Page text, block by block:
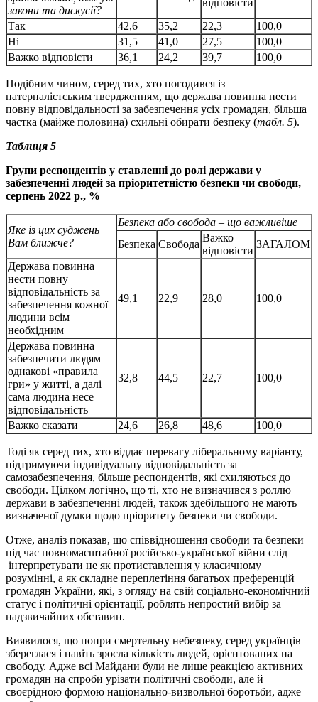
закони та дискусії?
відповісти
Так 42,6 35,2 22,3
100,0
Ні
31,5 41,0 27,5
100,0
Важко відповісти
36,1 24,2 39,7 100,0
Подібним чином, серед тих, хто погодився із
патерналістським твердженням, що держава повинна нести
повну відповідальності за забезпечення усіх громадян, більша
частка (майже половина) схильні обирати безпеку (табл. 5).
Таблиця 5
Групи респондентів у ставленні до ролі держави у
забезпеченні людей за пріоритетністю безпеки чи свободи,
серпень 2022 р., %
Яке із цих суджень
Вам ближче?
Безпека або свобода – що важливіше
Безпека Свобода
Важко
відповісти
ЗАГАЛОМ
Держава повинна
нести повну
відповідальність за
забезпечення кожної
людини всім
необхідним
49,1 22,9 28,0 100,0
Держава повинна
забезпечити людям
однакові «правила
гри» у житті, а далі
сама людина несе
відповідальність
32,8 44,5 22,7 100,0
Важко сказати 24,6 26,8 48,6 100,0
Тоді як серед тих, хто віддає перевагу ліберальному варіанту,
підтримуючи індивідуальну відповідальність за
самозабезпечення, більше респондентів, які схиляються до
свободи. Цілком логічно, що ті, хто не визначився з роллю
держави в забезпеченні людей, також здебільшого не мають
визначеної думки щодо пріоритету безпеки чи свободи.
Отже, аналіз показав, що співвідношення свободи та безпеки
під час повномасштабної російсько-української війни слід
інтерпретувати не як протиставлення у класичному
розумінні, а як складне переплетіння багатьох преференцій
громадян України, які, з огляду на свій соціально-економічний
статус і політичні орієнтації, роблять непростий вибір за
надзвичайних обставин.
Виявилося, що попри смертельну небезпеку, серед українців
збереглася і навіть зросла кількість людей, орієнтованих на
свободу. Адже всі Майдани були не лише реакцією активних
громадян на спроби урізати політичні свободи, але й
своєрідною формою національно-визвольної боротьби, адже